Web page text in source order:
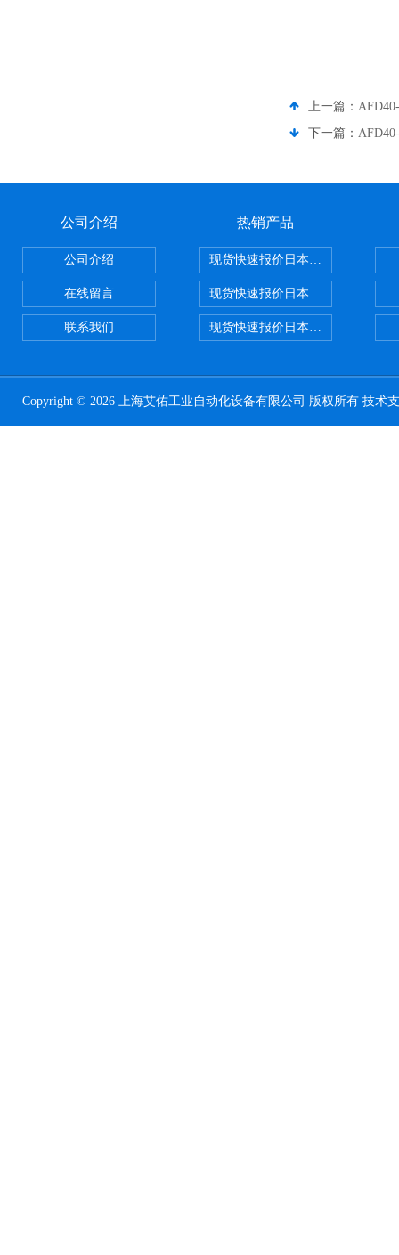
上一篇：
下一篇：
公司介绍
公司介绍
在线留言
联系我们
热销产品
现货快速报价日本SMC气动元件
现货快速报价日本SMC 气动元件
现货快速报价日本SMC气动元件
Copyright © 2026 上海艾佑工业自动化设备有限公司 版权所有 技术